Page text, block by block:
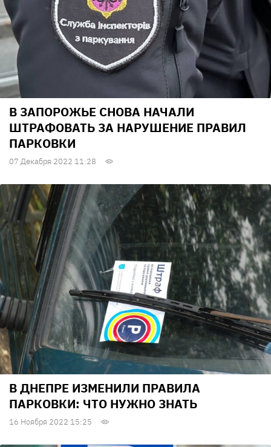
В ЗАПОРОЖЬЕ СНОВА НАЧАЛИ
ШТРАФОВАТЬ ЗА НАРУШЕНИЕ ПРАВИЛ
ПАРКОВКИ
07 Декабря 2022 11:28
В ДНЕПРЕ ИЗМЕНИЛИ ПРАВИЛА
ПАРКОВКИ: ЧТО НУЖНО ЗНАТЬ
16 Ноября 2022 15:25